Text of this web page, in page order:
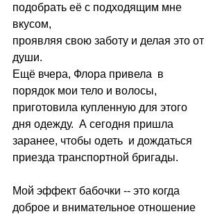
подобрать её с подходящим мне
вкусом,
проявляя свою заботу и делая это от
души.
Ещё вчера, Флора привела  в
порядок мои тело и волосы,
приготовила купленную для этого
дня одежду.  А сегодня пришла
заранее, чтобы одеть  и дождаться
приезда транспортной бригады.
Мой эффект бабочки -- это когда
доброе и внимательное отношение